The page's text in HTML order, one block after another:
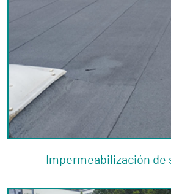
Impermeabilización